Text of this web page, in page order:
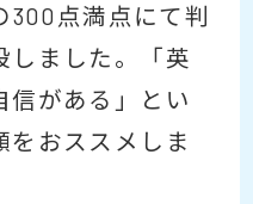
300点満点にて判
しました。「英
信がある」とい
をおススメしま